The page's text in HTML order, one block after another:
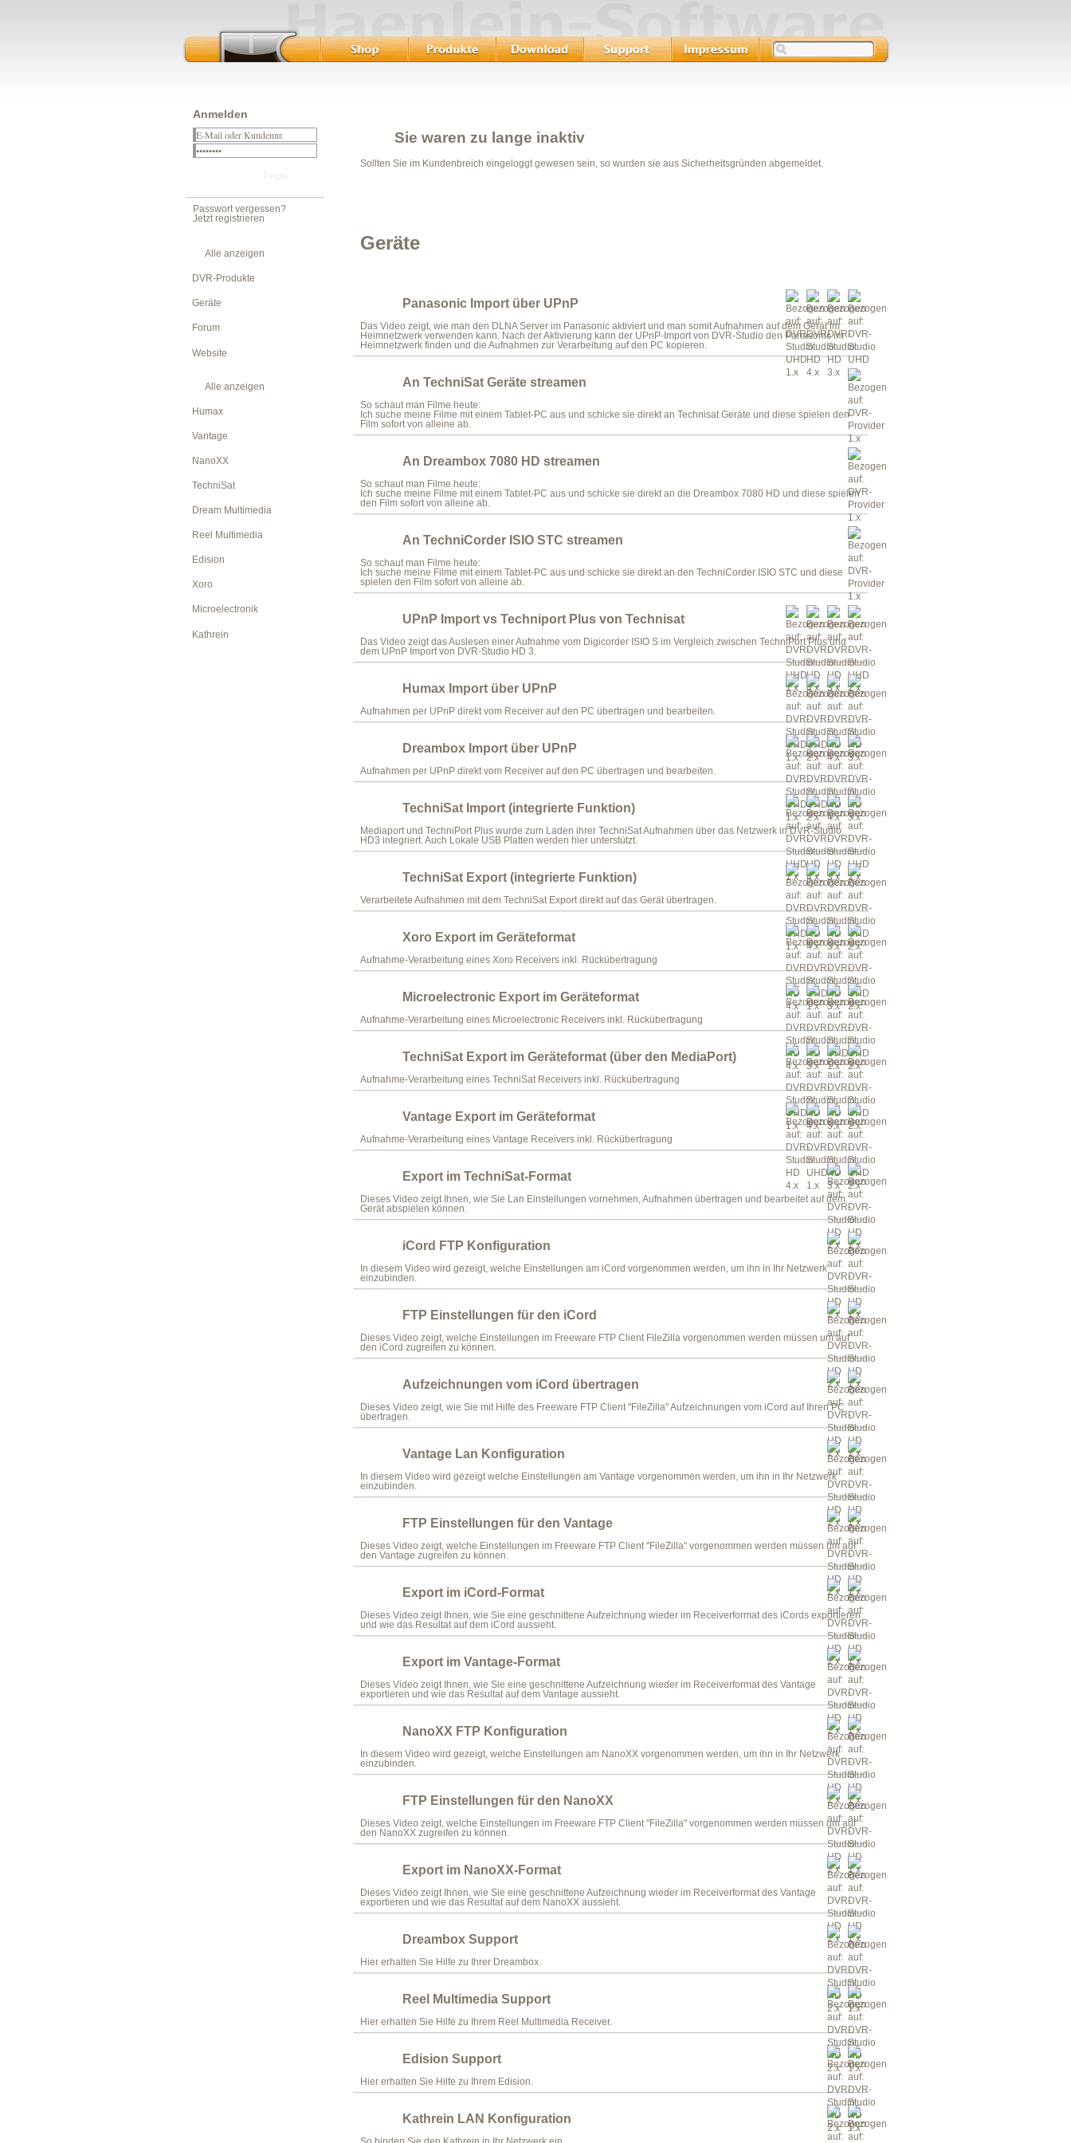
Anmelden
Passwort vergessen?
Jetzt registrieren
Alle anzeigen
DVR-Produkte
Geräte
Forum
Website
Alle anzeigen
Humax
Vantage
NanoXX
TechniSat
Dream Multimedia
Reel Multimedia
Edision
Xoro
Microelectronik
Kathrein
Sie waren zu lange inaktiv
Sollten Sie im Kundenbreich eingeloggt gewesen sein, so wurden sie aus Sicherheitsgründen abgemeldet.
Geräte
Panasonic Import über UPnP
Das Video zeigt, wie man den DLNA Server im Panasonic aktiviert und man somit Aufnahmen auf dem Gerät im
Heimnetzwerk verwenden kann. Nach der Aktivierung kann der UPnP-Import von DVR-Studio den Panasonic im
Heimnetzwerk finden und die Aufnahmen zur Verarbeitung auf den PC kopieren.
An TechniSat Geräte streamen
So schaut man Filme heute:
Ich suche meine Filme mit einem Tablet-PC aus und schicke sie direkt an Technisat Geräte und diese spielen den
Film sofort von alleine ab.
An Dreambox 7080 HD streamen
So schaut man Filme heute:
Ich suche meine Filme mit einem Tablet-PC aus und schicke sie direkt an die Dreambox 7080 HD und diese spielen
den Film sofort von alleine ab.
An TechniCorder ISIO STC streamen
So schaut man Filme heute:
Ich suche meine Filme mit einem Tablet-PC aus und schicke sie direkt an den TechniCorder ISIO STC und diese
spielen den Film sofort von alleine ab.
UPnP Import vs Techniport Plus von Technisat
Das Video zeigt das Auslesen einer Aufnahme vom Digicorder ISIO S im Vergleich zwischen TechniPort Plus und
dem UPnP Import von DVR-Studio HD 3.
Humax Import über UPnP
Aufnahmen per UPnP direkt vom Receiver auf den PC übertragen und bearbeiten.
Dreambox Import über UPnP
Aufnahmen per UPnP direkt vom Receiver auf den PC übertragen und bearbeiten.
TechniSat Import (integrierte Funktion)
Mediaport und TechniPort Plus wurde zum Laden ihrer TechniSat Aufnahmen über das Netzwerk in DVR-Studio
HD3 integriert. Auch Lokale USB Platten werden hier unterstützt.
TechniSat Export (integrierte Funktion)
Verarbeitete Aufnahmen mit dem TechniSat Export direkt auf das Gerät übertragen.
Xoro Export im Geräteformat
Aufnahme-Verarbeitung eines Xoro Receivers inkl. Rückübertragung
Microelectronic Export im Geräteformat
Aufnahme-Verarbeitung eines Microelectronic Receivers inkl. Rückübertragung
TechniSat Export im Geräteformat (über den MediaPort)
Aufnahme-Verarbeitung eines TechniSat Receivers inkl. Rückübertragung
Vantage Export im Geräteformat
Aufnahme-Verarbeitung eines Vantage Receivers inkl. Rückübertragung
Export im TechniSat-Format
Dieses Video zeigt Ihnen, wie Sie Lan Einstellungen vornehmen, Aufnahmen übertragen und bearbeitet auf dem
Gerät abspielen können.
iCord FTP Konfiguration
In diesem Video wird gezeigt, welche Einstellungen am iCord vorgenommen werden, um ihn in Ihr Netzwerk
einzubinden.
FTP Einstellungen für den iCord
Dieses Video zeigt, welche Einstellungen im Freeware FTP Client FileZilla vorgenommen werden müssen um auf
den iCord zugreifen zu können.
Aufzeichnungen vom iCord übertragen
Dieses Video zeigt, wie Sie mit Hilfe des Freeware FTP Client "FileZilla" Aufzeichnungen vom iCord auf Ihren PC
übertragen.
Vantage Lan Konfiguration
In diesem Video wird gezeigt welche Einstellungen am Vantage vorgenommen werden, um ihn in Ihr Netzwerk
einzubinden.
FTP Einstellungen für den Vantage
Dieses Video zeigt, welche Einstellungen im Freeware FTP Client "FileZilla" vorgenommen werden müssen um auf
den Vantage zugreifen zu können.
Export im iCord-Format
Dieses Video zeigt Ihnen, wie Sie eine geschnittene Aufzeichnung wieder im Receiverformat des iCords exportieren
und wie das Resultat auf dem iCord aussieht.
Export im Vantage-Format
Dieses Video zeigt Ihnen, wie Sie eine geschnittene Aufzeichnung wieder im Receiverformat des Vantage
exportieren und wie das Resultat auf dem Vantage aussieht.
NanoXX FTP Konfiguration
In diesem Video wird gezeigt, welche Einstellungen am NanoXX vorgenommen werden, um ihn in Ihr Netzwerk
einzubinden.
FTP Einstellungen für den NanoXX
Dieses Video zeigt, welche Einstellungen im Freeware FTP Client "FileZilla" vorgenommen werden müssen um auf
den NanoXX zugreifen zu können.
Export im NanoXX-Format
Dieses Video zeigt Ihnen, wie Sie eine geschnittene Aufzeichnung wieder im Receiverformat des Vantage
exportieren und wie das Resultat auf dem NanoXX aussieht.
Dreambox Support
Hier erhalten Sie Hilfe zu Ihrer Dreambox.
Reel Multimedia Support
Hier erhalten Sie Hilfe zu Ihrem Reel Multimedia Receiver.
Edision Support
Hier erhalten Sie Hilfe zu Ihrem Edision.
Kathrein LAN Konfiguration